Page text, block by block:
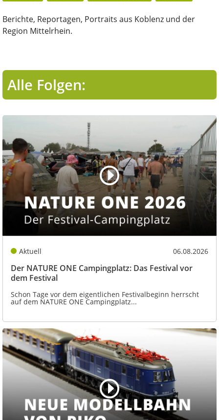
Berichte, Reportagen, Portraits aus Koblenz und der
Region Mittelrhein.
Alle Folgen:
Aktuell 06.08.2026
Der NATURE ONE Campingplatz: Das Festival vor
dem Festival
Schon Tage vor dem eigentlichen Festivalbeginn herrscht
auf dem NATURE ONE Campingplatz...